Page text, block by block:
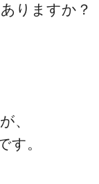
りますか？
、
す。